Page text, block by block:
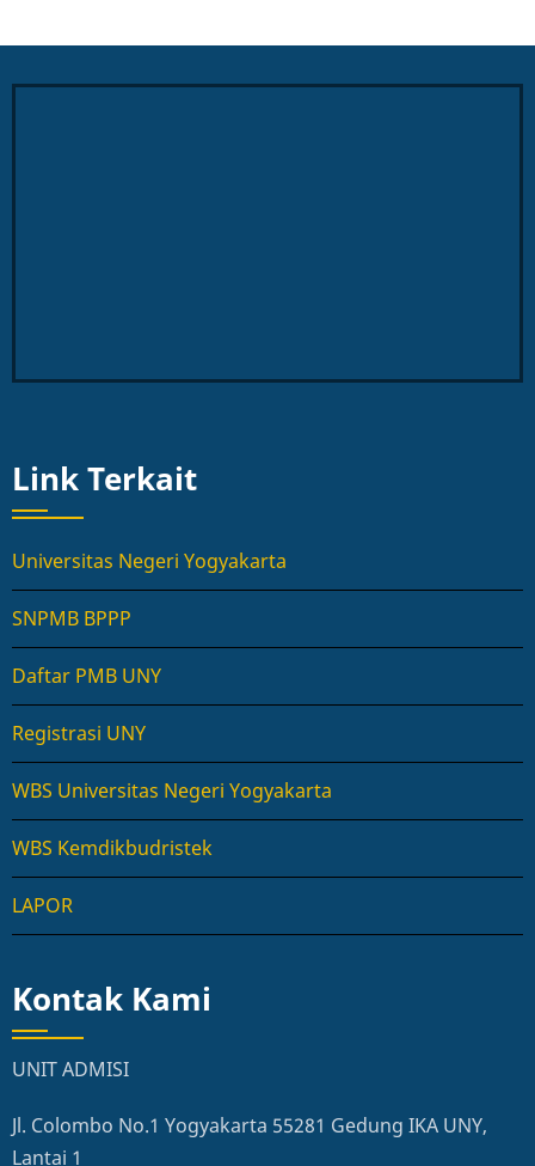
Link Terkait
Universitas Negeri Yogyakarta
SNPMB BPPP
Daftar PMB UNY
Registrasi UNY
WBS Universitas Negeri Yogyakarta
WBS Kemdikbudristek
LAPOR
Kontak Kami
UNIT ADMISI
Jl. Colombo No.1 Yogyakarta 55281 Gedung IKA UNY,
Lantai 1